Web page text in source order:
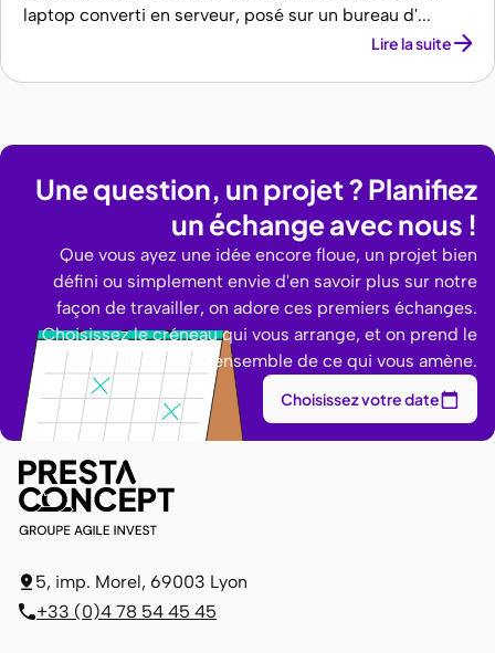
laptop converti en serveur, posé sur un bureau d'...
Lire la suite
Une question, un projet ? Planifiez
un échange avec nous !
Que vous ayez une idée encore floue, un projet bien
défini ou simplement envie d'en savoir plus sur notre
façon de travailler, on adore ces premiers échanges.
Choisissez le créneau qui vous arrange, et on prend le
temps de discuter ensemble de ce qui vous amène.
Choisissez votre date
5, imp. Morel, 69003 Lyon
+33 (0)4 78 54 45 45